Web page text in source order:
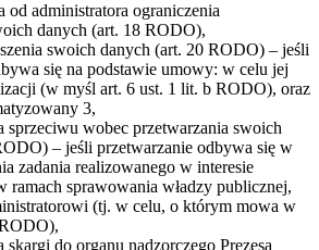
od administratora ograniczenia
danych (art. 18 RODO),
swoich danych (art. 20 RODO) – jeśli
się na podstawie umowy: w celu jej
(w myśl art. 6 ust. 1 lit. b RODO), oraz
3,
sprzeciwu wobec przetwarzania swoich
– jeśli przetwarzanie odbywa się w
zadania realizowanego w interesie
ramach sprawowania władzy publicznej,
(tj. w celu, o którym mowa w
do organu nadzorczego Prezesa